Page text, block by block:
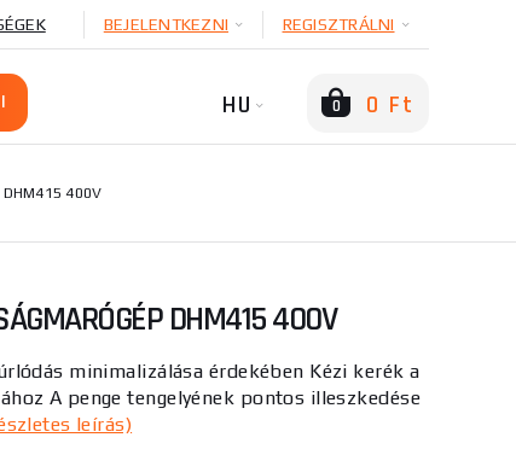
BEJELENTKEZNI REGISZTRÁLNI
HU 0 0 Ft
DHM415 400V
DHM415 400V
minimalizálása érdekében Kézi kerék a
A penge tengelyének pontos illeszkedése
leírás)